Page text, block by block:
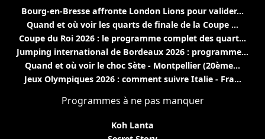
Bourg-en-Bresse affronte London Lions pour valider...
Quand et où voir les quarts de finale de la Coupe ...
Coupe du Roi 2026 : le programme complet des quart...
Jumping international de Bordeaux 2026 : programme...
Quand et où voir le choc Sète - Montpellier (20ème...
Jeux Olympiques 2026 : comment suivre Italie - Fra...
Programmes à ne pas manquer
Koh Lanta